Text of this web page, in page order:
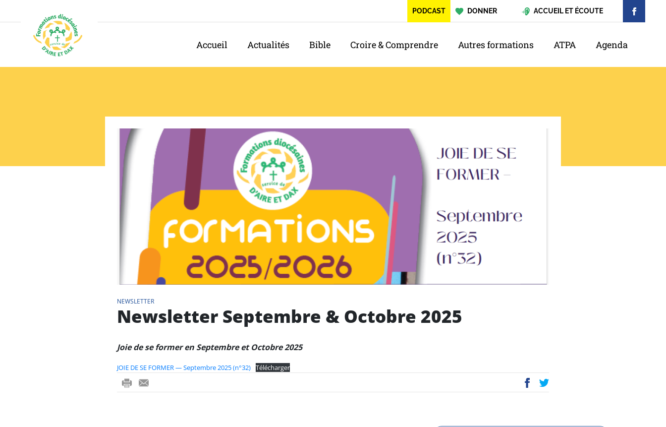
PODCAST DONNER ACCUEIL ET ÉCOUTE
Accueil Actualités Bible Croire & Comprendre Autres formations ATPA Agenda
NEWSLETTER
Newsletter Septembre & Octobre 2025
Joie de se former en Septembre et Octobre 2025
JOIE DE SE FORMER — Septembre 2025 (n°32) Télécharger
ri
-
ac
wi